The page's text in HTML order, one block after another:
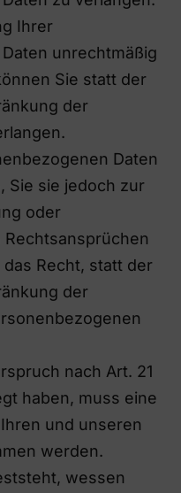
Ihrer
unrechtmäßig
Sie statt der
der
Daten
Sie sie jedoch zur
oder
Recht, statt der
der
nach Art. 21
haben, muss eine
und unseren
werden.
wessen